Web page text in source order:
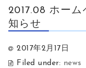
2017.08 ホー
知らせ
2017年2月17日
Filed under: news